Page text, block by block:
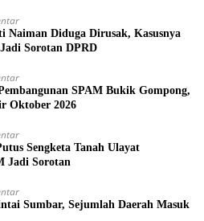
Naiman Diduga Dirusak, Kasusnya
Sorotan DPRD
SPAM Bukik Gompong,
Oktober 2026
Sengketa Tanah Ulayat
Jadi Sorotan
Sumbar, Sejumlah Daerah Masuk